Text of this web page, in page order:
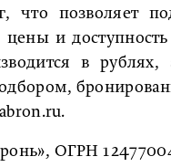
что позволяет
цены и
в
ОГРН